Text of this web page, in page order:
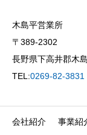
木島平営業所
〒389-2302
長野県下高井郡木
TEL:0269-82-3831
会社紹介 事業紹